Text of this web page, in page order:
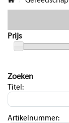
Prijs
Zoeken
Titel:
Artikelnummer: